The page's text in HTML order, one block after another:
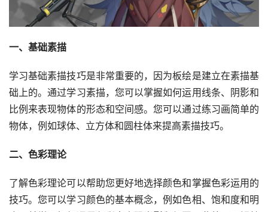
一、基础素描
学习基础素描技巧是非常重要的，因为板绘是建立在素描基
础上的。通过学习素描，您可以掌握如何运用线条、阴影和
比例来表现物体的形态和空间感。您可以通过练习画简单的
物体，例如球体、立方体和圆柱体来提高素描技巧。
二、色彩理论
了解色彩理论可以帮助您更好地选择颜色和掌握色彩运用的
技巧。您可以学习颜色的基本概念，例如色相、饱和度和明